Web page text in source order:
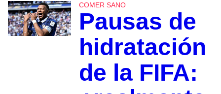
COMER SANO
Pausas de
hidratación
de la FIFA: